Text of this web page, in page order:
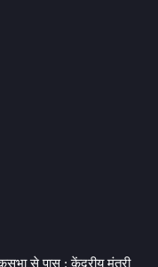
से पास : केंद्रीय मंत्री